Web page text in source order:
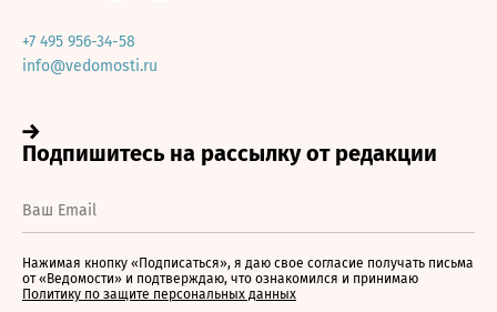
+7 495 956-34-58
info@vedomosti.ru
Нажимая кнопку «Подписаться», я даю свое согласие получать письма
от «Ведомости» и подтверждаю, что ознакомился и принимаю
Политику по защите персональных данных